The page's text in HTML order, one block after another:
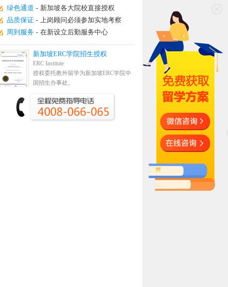
绿色通道 - 新加坡各大院校直接授权
品质保证 - 上岗顾问必须参加实地考察
周到服务 - 在新设立后勤服务中心